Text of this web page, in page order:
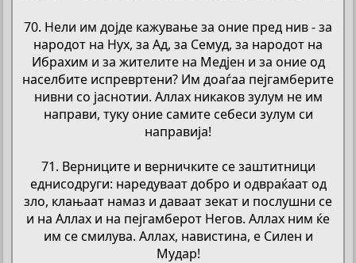
70. Нели им дојде кажување за оние пред нив - за
народот на Нух, за Ад, за Семуд, за народот на
Ибрахим и за жителите на Медјен и за оние од
населбите испревртени? Им доаѓаа пејгамберите
нивни со јаснотии. Аллах никаков зулум не им
направи, туку оние самите себеси зулум си
направија!
71. Верниците и верничките се заштитници
еднисодруги: наредуваат добро и одвраќаат од
зло, клањаат намаз и даваат зекат и послушни се
и на Аллах и на пејгамберот Негов. Аллах ним ќе
им се смилува. Аллах, навистина, е Силен и
Мудар!